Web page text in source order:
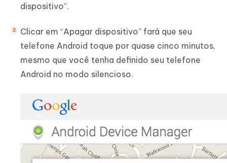
dispositivo”.
Clicar em “Apagar dispositivo” fará que seu
telefone Android toque por quase cinco minutos,
mesmo que você tenha definido seu telefone
Android no modo silencioso.